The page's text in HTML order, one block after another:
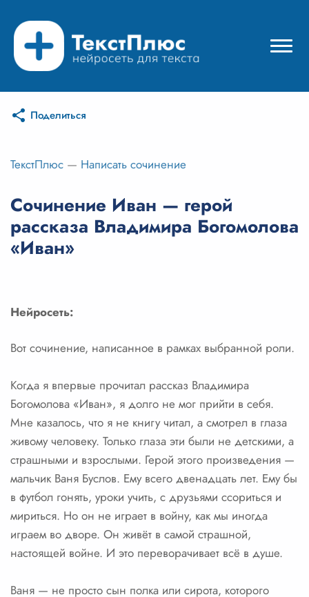
Режимы нейросети
Цены
Вход
Вход с Telegram
Поделиться
ТекстПлюс — Написать сочинение
Сочинение Иван — герой
рассказа Владимира Богомолова
«Иван»
Нейросеть:
Вот сочинение, написанное в рамках выбранной роли.
Когда я впервые прочитал рассказ Владимира
Богомолова «Иван», я долго не мог прийти в себя.
Мне казалось, что я не книгу читал, а смотрел в глаза
живому человеку. Только глаза эти были не детскими, а
страшными и взрослыми. Герой этого произведения —
мальчик Ваня Буслов. Ему всего двенадцать лет. Ему бы
в футбол гонять, уроки учить, с друзьями ссориться и
мириться. Но он не играет в войну, как мы иногда
играем во дворе. Он живёт в самой страшной,
настоящей войне. И это переворачивает всё в душе.
Ваня — не просто сын полка или сирота, которого